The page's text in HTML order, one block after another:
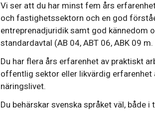
Vi ser att du har minst fem års
och fastighetssektorn och en god
entreprenadjuridik samt god kännedom
standardavtal (AB 04, ABT 06, ABK 09 m.
Du har flera års erfarenhet av praktiskt
offentlig sektor eller likvärdig erfarenhet
näringslivet.
Du behärskar svenska språket väl, både i